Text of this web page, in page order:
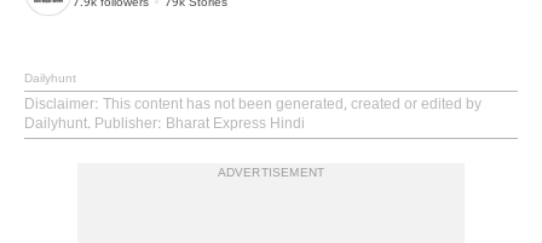
7.9k followers 79k Stories
Dailyhunt
Disclaimer: This content has not been generated, created or edited by
Dailyhunt. Publisher: Bharat Express Hindi
ADVERTISEMENT